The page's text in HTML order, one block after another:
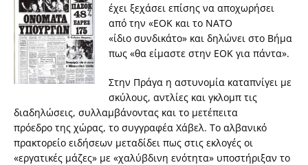
έχει ξεχάσει επίσης να αποχωρήσει
από την «ΕΟΚ και το ΝΑΤΟ
«ίδιο συνδικάτο» και δηλώνει στο Βήμα
πως «θα είμαστε στην ΕΟΚ για πάντα».
Στην Πράγα η αστυνομία καταπνίγει με
σκύλους, αντλίες και γκλομπ τις
διαδηλώσεις, συλλαμβάνοντας και το μετέπειτα
πρόεδρο της χώρας, το συγγραφέα Χάβελ. Το αλβανικό
πρακτορείο ειδήσεων μεταδίδει πως στις εκλογές οι
«εργατικές μάζες» με «χαλύβδινη ενότητα» υποστήριξαν το